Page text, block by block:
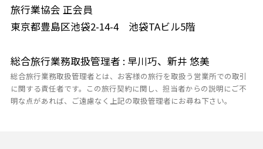
旅行業協会 正会員
東京都豊島区池袋2-14-4 池袋TAビル5階
総合旅行業務取扱管理者 : 早川巧、新井 悠美
総合旅行業務取扱管理者とは、お客様の旅行を取扱う営業所での取引
に関する責任者です。この旅行契約に関し、担当者からの説明にご不
明な点があれば、ご遠慮なく上記の取扱管理者にお尋ね下さい。